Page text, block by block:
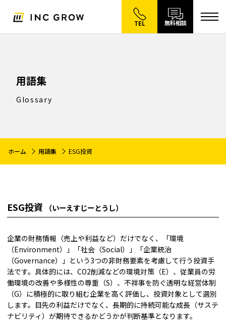
TEL 無料相談
用語集
Glossary
ホーム 用語集 ESG投資
ESG投資 （いーえすじーとうし）
企業の財務情報（売上や利益など）だけでなく、「環境
（Environment）」「社会（Social）」「企業統治
（Governance）」という3つの非財務要素を考慮して行う投資手
法です。具体的には、CO2削減などの環境対策（E）、従業員の労
働環境の改善や多様性の尊重（S）、不祥事を防ぐ透明な経営体制
（G）に積極的に取り組む企業を高く評価し、投資対象として選別
します。目先の利益だけでなく、長期的に持続可能な成長（サステ
ナビリティ）が期待できるかどうかが判断基準となります。